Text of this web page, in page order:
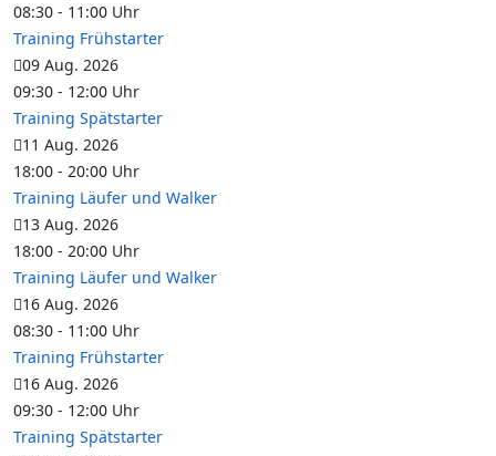
08:30 - 11:00 Uhr
Training Frühstarter
09 Aug. 2026
09:30 - 12:00 Uhr
Training Spätstarter
11 Aug. 2026
18:00 - 20:00 Uhr
Training Läufer und Walker
13 Aug. 2026
18:00 - 20:00 Uhr
Training Läufer und Walker
16 Aug. 2026
08:30 - 11:00 Uhr
Training Frühstarter
16 Aug. 2026
09:30 - 12:00 Uhr
Training Spätstarter